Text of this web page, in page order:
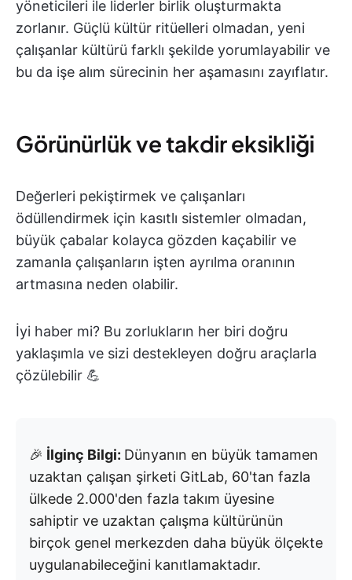
yöneticileri ile liderler birlik oluşturmakta
zorlanır. Güçlü kültür ritüelleri olmadan, yeni
çalışanlar kültürü farklı şekilde yorumlayabilir ve
bu da işe alım sürecinin her aşamasını zayıflatır.
Görünürlük ve takdir eksikliği
Değerleri pekiştirmek ve çalışanları
ödüllendirmek için kasıtlı sistemler olmadan,
büyük çabalar kolayca gözden kaçabilir ve
zamanla çalışanların işten ayrılma oranının
artmasına neden olabilir.
İyi haber mi? Bu zorlukların her biri doğru
yaklaşımla ve sizi destekleyen doğru araçlarla
çözülebilir 💪
🎉 İlginç Bilgi: Dünyanın en büyük tamamen
uzaktan çalışan şirketi GitLab, 60'tan fazla
ülkede 2.000'den fazla takım üyesine
sahiptir ve uzaktan çalışma kültürünün
birçok genel merkezden daha büyük ölçekte
uygulanabileceğini kanıtlamaktadır.